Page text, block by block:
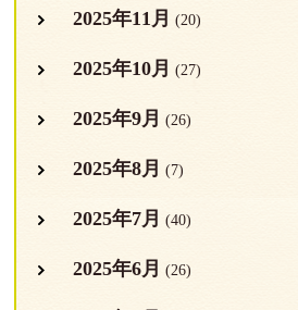
2025年11月 (20)
2025年10月 (27)
2025年9月 (26)
2025年8月 (7)
2025年7月 (40)
2025年6月 (26)